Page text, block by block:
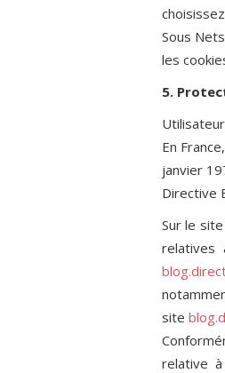
Sous
les
5.
En
janvier
Directive
Sur le site
relatives
site
relative